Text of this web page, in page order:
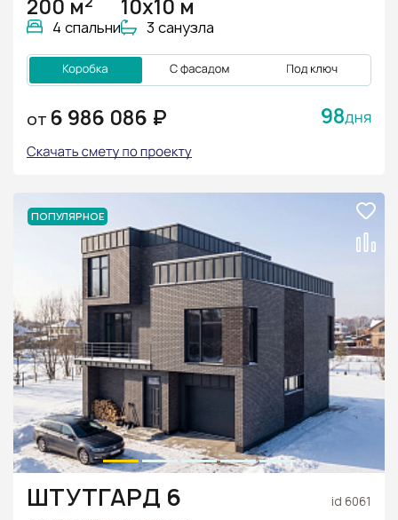
200 м
4 спальни
10х10 м
3 санузла
ОТ 6 986 086 ₽ 98
ШТУТГАРД 6 id 6061
ПОПУЛЯРНОЕ